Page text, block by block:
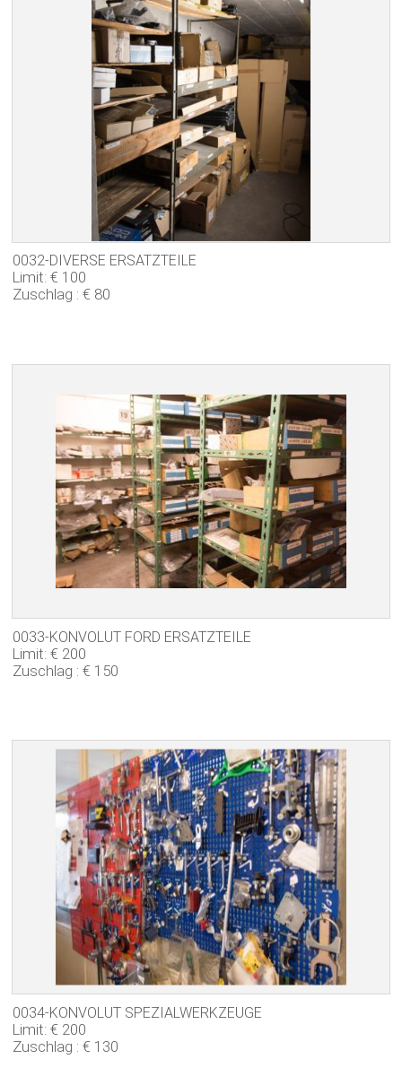
0032-DIVERSE ERSATZTEILE
Limit: € 100
Zuschlag : € 80
0033-KONVOLUT FORD ERSATZTEILE
Limit: € 200
Zuschlag : € 150
0034-KONVOLUT SPEZIALWERKZEUGE
Limit: € 200
Zuschlag : € 130